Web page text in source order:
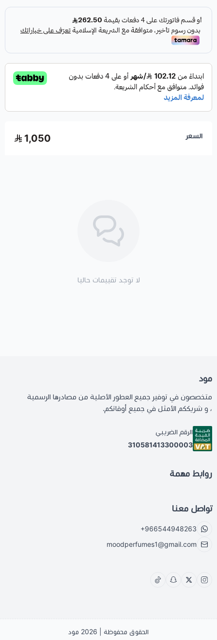
السعر 1,050
لا توجد تقييمات حاليا
مود
متخصصون في توفير جميع العطور الأصلية من مصادرها الرسمية
، و شريككم الأمثل في جميع أوقاتكم.
الرقم الضريبي
310581413300003
روابط مهمة
تواصل معنا
+966544948263
moodperfumes1@gmail.com
الحقوق محفوظة | 2026 مود